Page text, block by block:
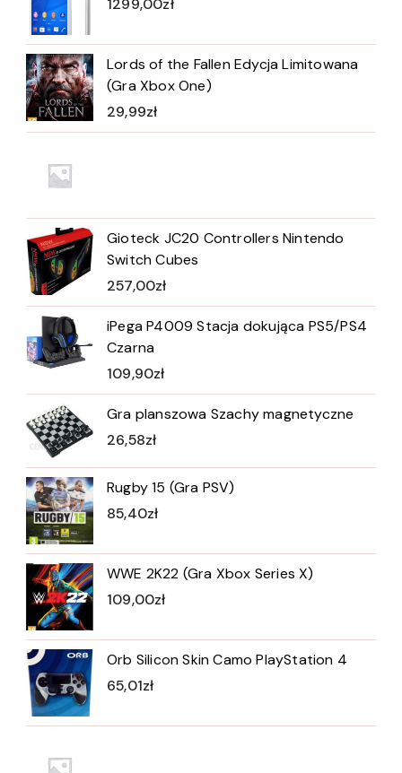
Lords of the Fallen Edycja Limitowana
(Gra Xbox One)
29,99zł
Gioteck JC20 Controllers Nintendo
Switch Cubes
257,00zł
iPega P4009 Stacja dokująca PS5/PS4
Czarna
109,90zł
Gra planszowa Szachy magnetyczne
26,58zł
Rugby 15 (Gra PSV)
85,40zł
WWE 2K22 (Gra Xbox Series X)
109,00zł
Orb Silicon Skin Camo PlayStation 4
65,01zł